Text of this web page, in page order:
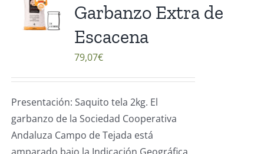
Garbanzo Extra de
Escacena
79,07€
Presentación: Saquito tela 2kg. El
garbanzo de la Sociedad Cooperativa
Andaluza Campo de Tejada está